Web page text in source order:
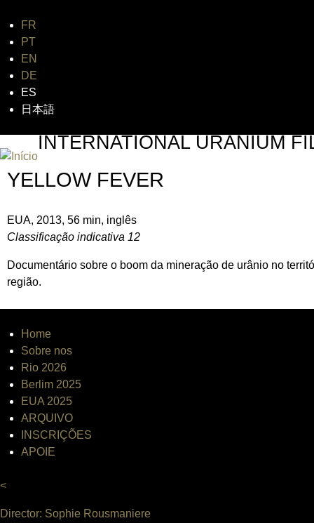
FR
PT
EN
DE
ES
日本語
INTERNATIONAL URANIUM
YELLOW FEVER
EUA, 2013, 56 min, inglês
Classificação indicativa 12
Documentário sobre o boom da mineração de urânio no
região.
Home
Sobre nos
Rio 2026
Berlim 2025
EUA 2025
ARQUIVO
INSCRIÇÕES
APOIE
<
Director: Sophie Rousmaniere